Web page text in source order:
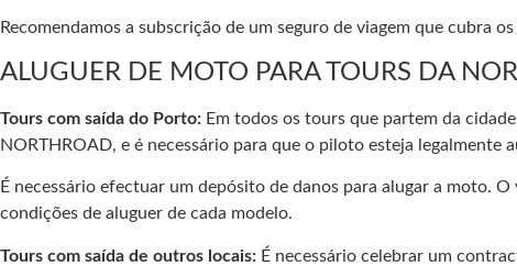
Recomendamos a subscrição de um seguro de viagem que cubra
ALUGUER DE MOTO PARA TOURS DA
Tours com saída do Porto: Em todos os tours que partem da
NORTHROAD, e é necessário para que o piloto esteja
É necessário efectuar um depósito de danos para alugar a moto.
condições de aluguer de cada modelo.
Tours com saída de outros locais: É necessário celebrar um